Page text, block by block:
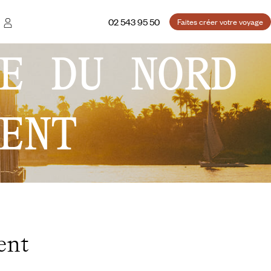
02 543 95 50 Faites créer votre voyage
DU NORD